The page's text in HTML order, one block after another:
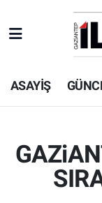
ASAYİŞ
EKONOMİ
SİYASET
SPOR
Beyoğlu
Beyoğlu
Süper Lig
Tüm
Son